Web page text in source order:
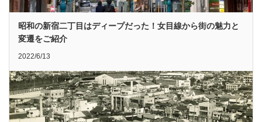
昭和の新宿二丁目はディープだった！女目線から街の魅力と
変遷をご紹介
2022/6/13